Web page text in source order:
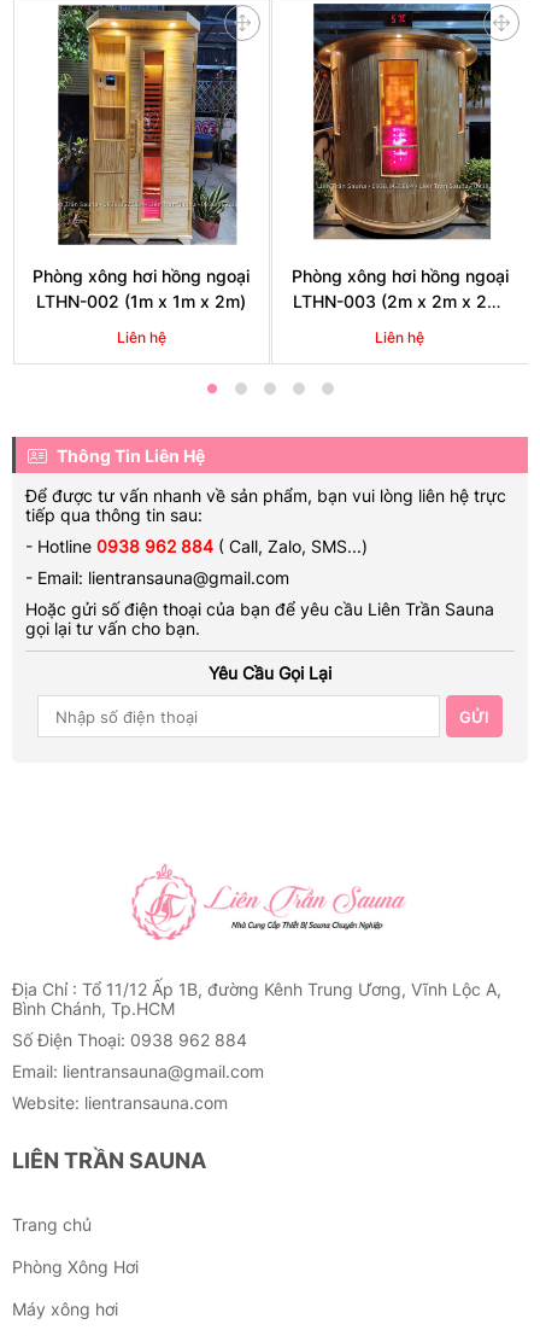
- Chất liệu: gỗ thông Mỹ, gỗ thông Phần Lan, gỗ Hinoki
- Máy xông hơi khô (Amazon, Sawo, Harvia,....)
- Bộ phụ kiện phòng xông (gồm: xô gáo gỗ; đèn chịu
nhiệt, đồng hồ cát, nhiệt kế, ẩm kế)
- Sử dụng: 3-4 người/ xông
- Thời gian lắp đặt: 1-2 ngày
- Bảo hành 2 năm,cam kết chất lượng hàng đầu, nhắm
trọng tâm hướng tới trải nghiệm của khách hàng, đáp ứng
Phù hợp đặt ở không gian rộng
3. Bộ phụ kiện dành cho phòng xông
– Xô gáo gỗ: chứa nước, tinh dầu để tưới lên đá sauna làm cho
hơi nóng từ đá tỏa ra nhiều hơn.
– Đèn chịu nhiệt: Đèn chuyên dùng cho phòng sauna, chịu được
độ nóng trong phòng.
– Khung bao máy: Giúp cách ly máy xông hơi tránh trường hợp
bị bỏng khi người dùng sơ ý chạm phải.
Phòng xông hơi hồng ngoại
LTHN-002 (1m x 1m x 2m)
Liên hệ
Phòng xông hơi hồng ngoại
LTHN-003 (2m x 2m x 2m)
phù hợp cho Homestay,
Resort,...
Liên hệ
Thông Tin Liên Hệ
Để được tư vấn nhanh về sản phẩm, bạn vui lòng liên hệ trực
tiếp qua thông tin sau:
- Hotline 0938 962 884 ( Call, Zalo, SMS...)
- Email: lientransauna@gmail.com
Hoặc gửi số điện thoại của bạn để yêu cầu Liên Trần Sauna
gọi lại tư vấn cho bạn.
Yêu Cầu Gọi Lại
GỬI
Địa Chỉ : Tổ 11/12 Ấp 1B, đường Kênh Trung Ương, Vĩnh Lộc A,
Bình Chánh, Tp.HCM
Số Điện Thoại: 0938 962 884
Email: lientransauna@gmail.com
Website: lientransauna.com
LIÊN TRẦN SAUNA
Trang chủ
Phòng Xông Hơi
Máy xông hơi